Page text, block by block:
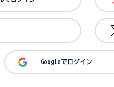
Googleでログイン